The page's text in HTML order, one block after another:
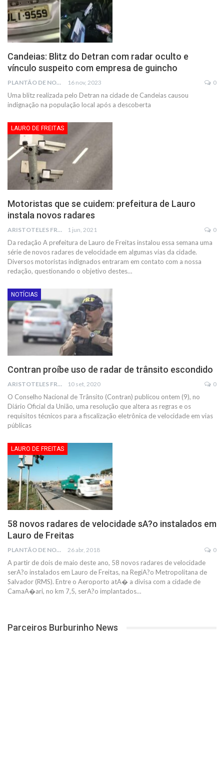
Candeias: Blitz do Detran com radar oculto e
vínculo suspeito com empresa de guincho
PLANTÃO DE NOTÍCIAS 16 nov, 2023 0
Uma blitz realizada pelo Detran na cidade de Candeias causou
indignação na população local após a descoberta
LAURO DE FREITAS
Motoristas que se cuidem: prefeitura de Lauro
instala novos radares
ARISTOTELES FRANCO 1 jun, 2021 0
Da redação A prefeitura de Lauro de Freitas instalou essa semana uma
série de novos radares de velocidade em algumas vias da cidade.
Diversos motoristas indignados entraram em contato com a nossa
redação, questionando o objetivo destes…
NOTÍCIAS
Contran proíbe uso de radar de trânsito escondido
ARISTOTELES FRANCO 10 set, 2020 0
O Conselho Nacional de Trânsito (Contran) publicou ontem (9), no
Diário Oficial da União, uma resolução que altera as regras e os
requisitos técnicos para a fiscalização eletrônica de velocidade em vias
públicas
LAURO DE FREITAS
58 novos radares de velocidade sA?o instalados em
Lauro de Freitas
PLANTÃO DE NOTÍCIAS 26 abr, 2018 0
A partir de dois de maio deste ano, 58 novos radares de velocidade
serA?o instalados em Lauro de Freitas, na RegiA?o Metropolitana de
Salvador (RMS). Entre o Aeroporto atA� a divisa com a cidade de
CamaA�ari, no km 7,5, serA?o implantados…
Parceiros Burburinho News